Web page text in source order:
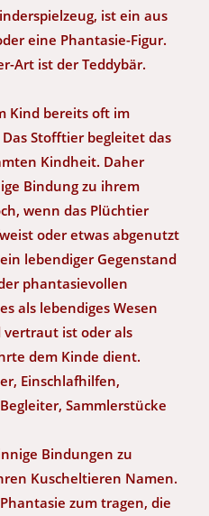
ist ein aus
eine Phantasie-Figur.
Art ist der Teddybär.
Kind bereits oft im
Stofftier begleitet das
Kindheit. Daher
Bindung zu ihrem
wenn das Plüchtier
oder etwas abgenutzt
lebendiger Gegenstand
phantasievollen
als lebendiges Wesen
vertraut ist oder als
dem Kinde dient.
Einschlafhilfen,
Sammlerstücke
Bindungen zu
Kuscheltieren Namen.
zum tragen, die